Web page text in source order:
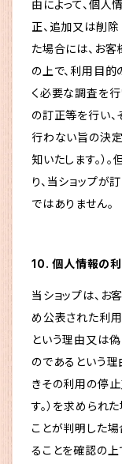
由によって、個
正、追加又は削除
た場合には、お
の上で、利用目
く必要な調査を
の訂正等を行い
行わない旨の決
知いたします。）
り、当ショップが
ではありません。
10. 個人情報の
当ショップは、お
め公表された利
という理由又は
のであるという
きその利用の停止
す。）を求められ
ことが判明した
ることを確認の